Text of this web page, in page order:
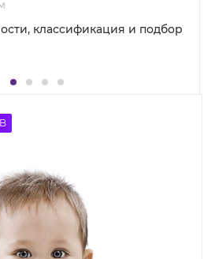
классификация и подбор